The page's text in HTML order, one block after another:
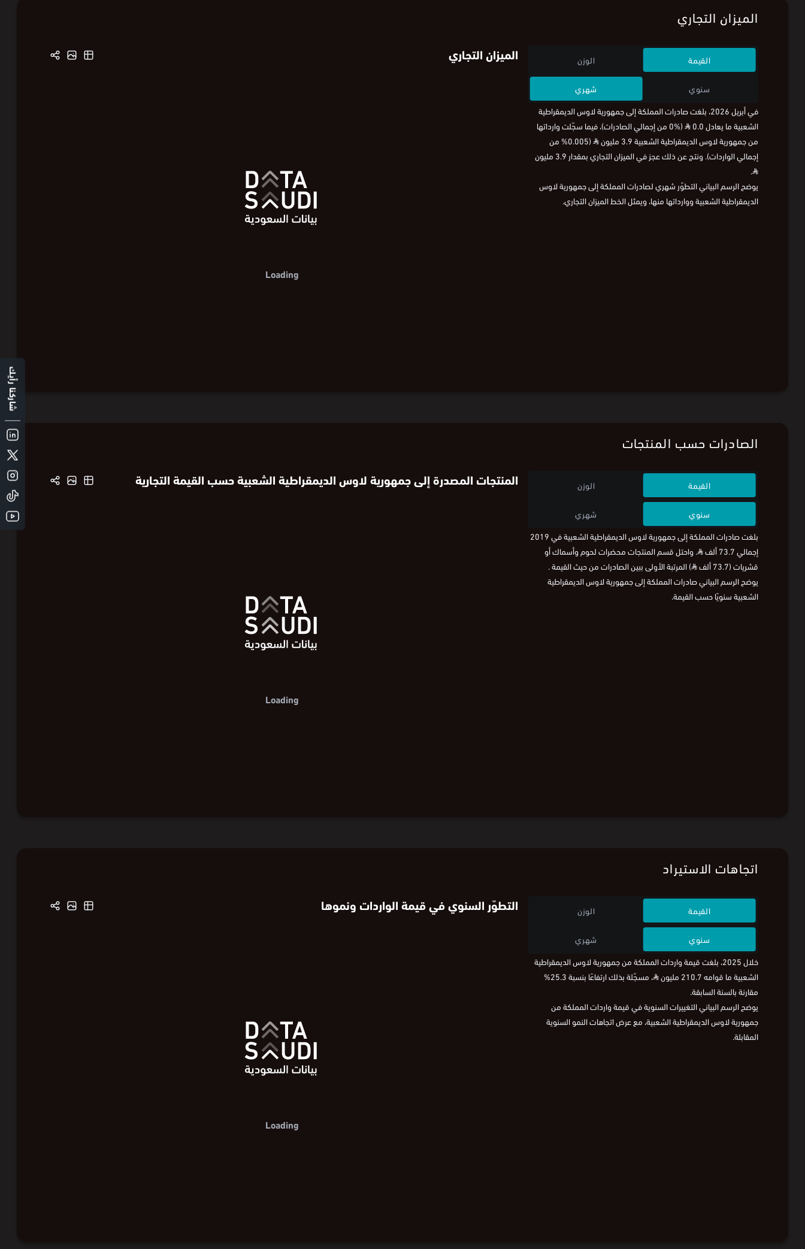
الميزان التجاري
القيمة الوزن
سنوي
شهري
في أبريل 2026، بلغت صادرات المملكة إلى جمهورية لاوس الديمقراطية
الشعبية ما يعادل 0.0
⃁
(%0 من إجمالي الصادرات)، فيما سجّلت وارداتها
من جمهورية لاوس الديمقراطية الشعبية 3.9 مليون
⃁
(0.005% من
إجمالي الواردات). ونتج عن ذلك عجز في الميزان التجاري بمقدار 3.9 مليون
⃁
.
يوضح الرسم البياني التطوّر شهري لصادرات المملكة إلى جمهورية لاوس
الديمقراطية الشعبية ووارداتها منها، ويمثل الخط الميزان التجاري.
الميزان التجاري
Loading
الصادرات حسب المنتجات
القيمة الوزن
سنوي
شهري
بلغت صادرات المملكة إلى جمهورية لاوس الديمقراطية الشعبية في 2019
إجمالي 73.7 ألف
⃁. واحتل قسم المنتجات محضرات لحوم وأسماك أو
قشريات (73.7 ألف
⃁) المرتبة الأولى ببين الصادرات من حيث القيمة .
يوضح الرسم البياني صادرات المملكة إلى جمهورية لاوس الديمقراطية
الشعبية سنويًا حسب القيمة.
المنتجات المصدرة إلى جمهورية لاوس الديمقراطية الشعبية حسب القيمة التجارية
Loading
اتجاهات الاستيراد
القيمة الوزن
سنوي
شهري
خلال 2025، بلغت قيمة واردات المملكة من جمهورية لاوس الديمقراطية
الشعبية ما قوامه 210.7 مليون
⃁
، مسجّلة بذلك ارتفاعًا بنسبة 25.3%
مقارنة بالسنة السابقة.
يوضح الرسم البياني التغييرات السنوية في قيمة واردات المملكة من
جمهورية لاوس الديمقراطية الشعبية، مع عرض اتجاهات النمو السنوية
المقابلة.
التطوّر السنوي في قيمة الواردات ونموها
Loading
شاركنا رأيك